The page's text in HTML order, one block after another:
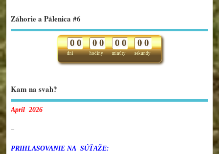
Záhorie a Pálenica #6
dni
0 0
hodiny
0 0
minúty
0 0
sekundy
0 0
Kam na svah?
Apríl 2026
–
PRIHLASOVANIE NA SÚŤAŽE: